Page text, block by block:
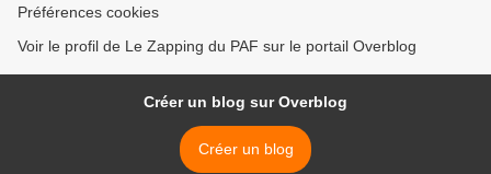
Préférences cookies
Voir le profil de Le Zapping du PAF sur le portail Overblog
Créer un blog sur Overblog
Créer un blog